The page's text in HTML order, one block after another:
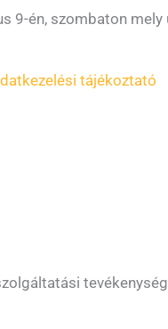
9-én, szombaton
tájékoztató